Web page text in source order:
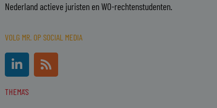
Nederland actieve juristen en WO-rechtenstudenten.
VOLG MR. OP SOCIAL MEDIA
L
i
n
k
R
s
s
THEMA'S